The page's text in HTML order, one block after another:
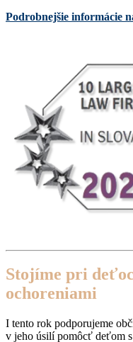
Podrobnejšie informácie
Stojíme pri
ochoreniami
I tento rok podporujeme
v jeho úsilí pomôcť deťom